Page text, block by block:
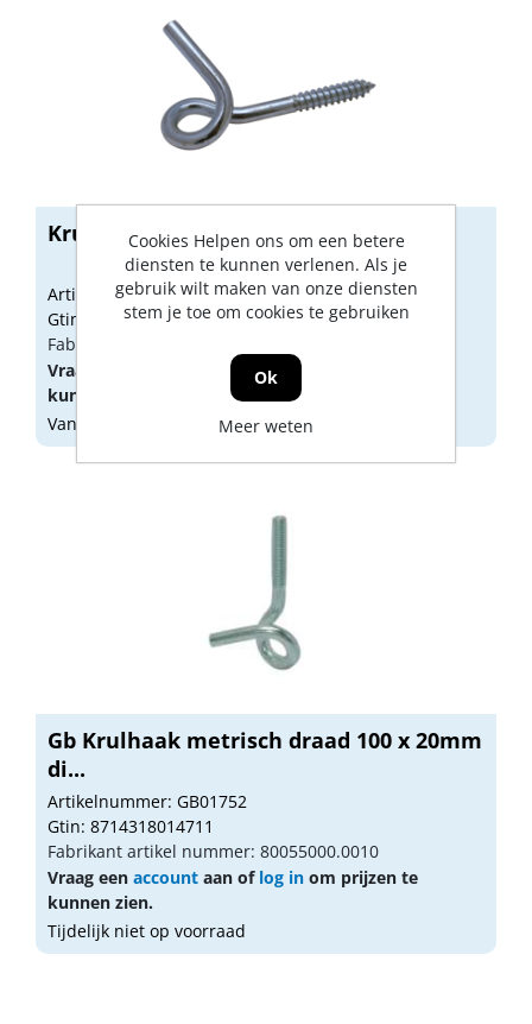
Krulhaak verzinkt HD 140mm
Artikelnummer: 1010675
Gtin: 8712547009089
Fabrikant artikel nummer: 115001401010
Vraag een
aan oflog in
kunnen zien.
Vandaag besteld, morgen geleverd
Gb Krulhaak metrisch draad 100 x 20mm
di...
Artikelnummer: GB01752
Gtin: 8714318014711
Fabrikant artikel nummer: 80055000.0010
Vraag een account aan of log in om prijzen te
kunnen zien.
Tijdelijk niet op voorraad
Cookies Helpen ons om een betere
diensten te kunnen verlenen. Als je
gebruik wilt maken van onze diensten
stem je toe om cookies te gebruiken
Ok
Meer weten